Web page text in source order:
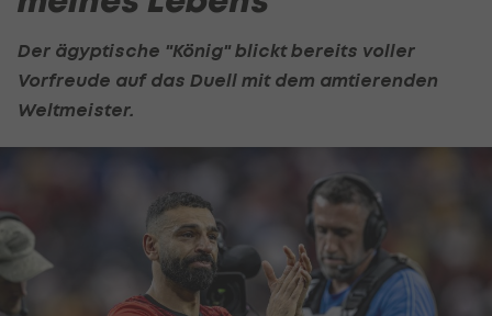
Der ägyptische "König" blickt bereits voller
Vorfreude auf das Duell mit dem amtierenden
Weltmeister.